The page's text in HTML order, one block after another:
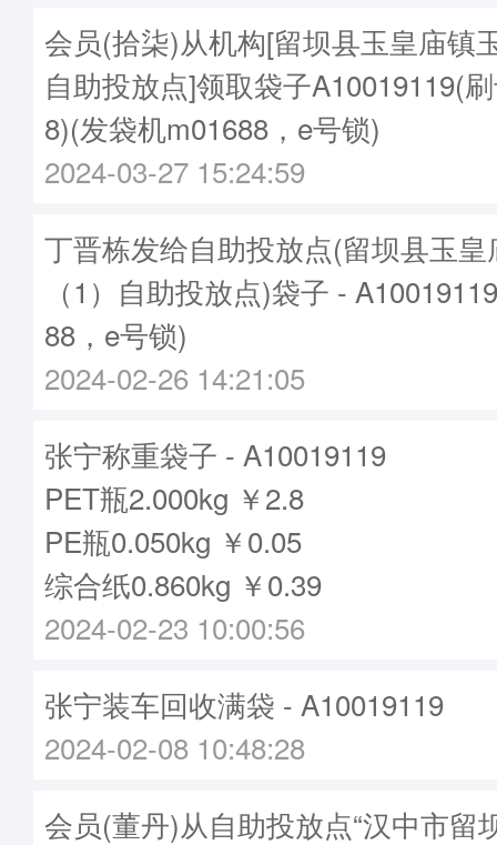
会员(拾柒)从机构[留坝县玉皇庙镇
自助投放点]领取袋子A10019119(
8)(发袋机m01688，e号锁)
2024-03-27 15:24:59
丁晋栋发给自助投放点(留坝县玉
（1）自助投放点)袋子 -
88，e号锁)
2024-02-26 14:21:05
张宁称重袋子 - A10019119
PET瓶2.000kg ￥2.8
PE瓶0.050kg ￥0.05
综合纸0.860kg ￥0.39
2024-02-23 10:00:56
张宁装车回收满袋 - A10019119
2024-02-08 10:48:28
会员(董丹)从自助投放点“汉中市留